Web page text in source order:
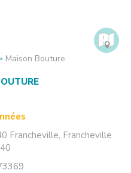
Maison Bouture
Francheville, Francheville